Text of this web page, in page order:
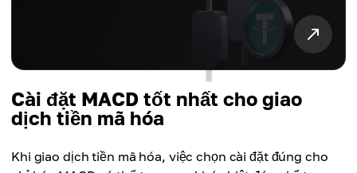
Cài đặt MACD tốt nhất cho giao
dịch tiền mã hóa
Khi giao dịch tiền mã hóa, việc chọn cài đặt đúng cho